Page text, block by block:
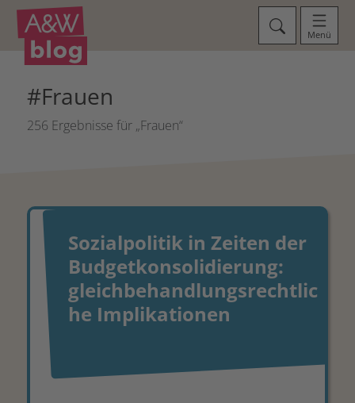
Menü
#Frauen
256 Ergebnisse für „Frauen“
Sozialpolitik in Zeiten der
Budgetkonsolidierung:
gleichbehandlungsrechtlic
he Implikationen